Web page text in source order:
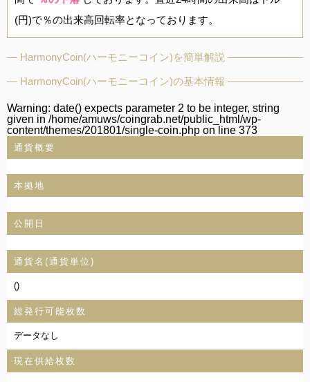
(円)で％の出来高回転率となっております。
HarmonyCoin(ハーモニーコイン)を簡単解説
HarmonyCoin(ハーモニーコイン)の基本情報
Warning: date() expects parameter 2 to be integer, string
given in /home/amuws/coingrab.net/public_html/wp-
content/themes/201801/single-coin.php on line 373
通貨概要
本拠地
公開日
通貨名(通貨単位)
()
総発行可能枚数
データなし
現在供給枚数